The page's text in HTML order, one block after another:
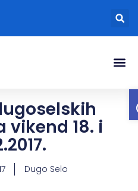
vikend 18. i
Dugo Selo